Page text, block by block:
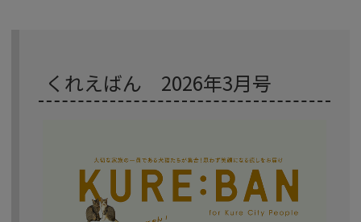
くれえばん 2026年3月号